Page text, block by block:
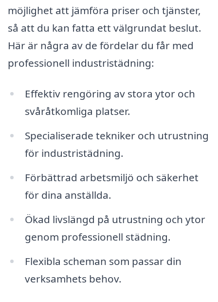
möjlighet att jämföra priser och tjänster,
så att du kan fatta ett välgrundat beslut.
Här är några av de fördelar du får med
professionell industristädning:
Effektiv rengöring av stora ytor och
svåråtkomliga platser.
Specialiserade tekniker och utrustning
för industristädning.
Förbättrad arbetsmiljö och säkerhet
för dina anställda.
Ökad livslängd på utrustning och ytor
genom professionell städning.
Flexibla scheman som passar din
verksamhets behov.